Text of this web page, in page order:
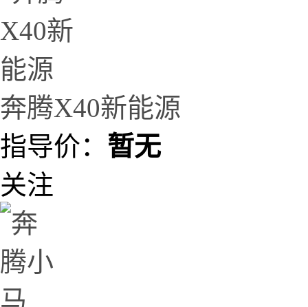
奔腾X40新能源
指导价： 暂无
关注